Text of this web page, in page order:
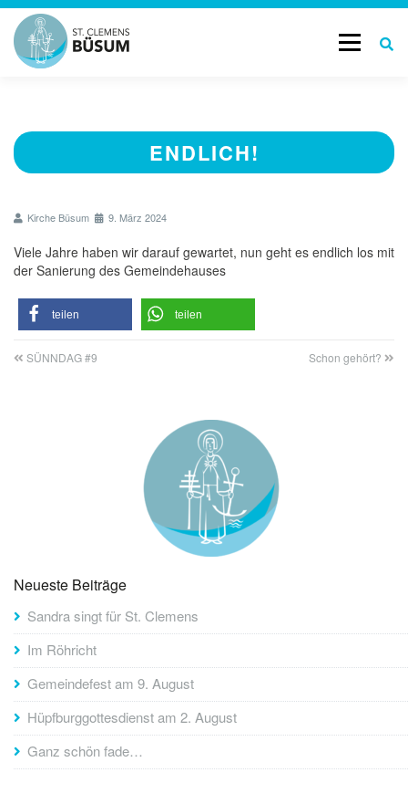
Menü
AKTUELL LEBENSBEGLEITUNG
GESCHICHTE KONTAKT
ENDLICH!
Kirche Büsum 9. März 2024
Viele Jahre haben wir darauf gewartet, nun geht es endlich los mit
der Sanierung des Gemeindehauses
teilen teilen
SÜNNDAG #9 Schon gehört?
Neueste Beiträge
Sandra singt für St. Clemens
Im Röhricht
Gemeindefest am 9. August
Hüpfburggottesdienst am 2. August
Ganz schön fade…